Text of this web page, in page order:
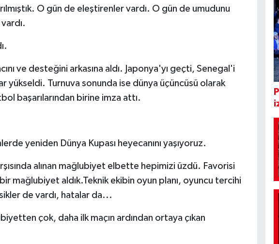
O gün de eleştirenler vardı. O gün de umudunu
ve desteğini arkasına aldı. Japonya'yı geçti, Senegal'i
yükseldi. Turnuva sonunda ise dünya üçüncüsü olarak
başarılarından birine imza attı.
yeniden Dünya Kupası heyecanını yaşıyoruz.
alınan mağlubiyet elbette hepimizi üzdü. Favorisi
mağlubiyet aldık.Teknik ekibin oyun planı, oyuncu tercihi
de vardı, hatalar da...
çok, daha ilk maçın ardından ortaya çıkan